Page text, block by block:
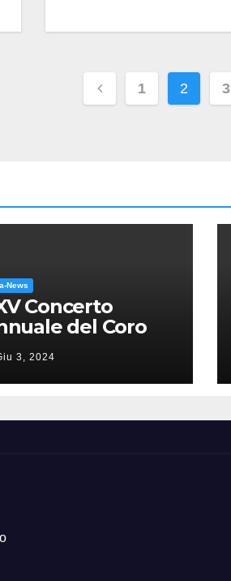
Paginazione
degli
1 2 3
News
Concerto
del Coro
la
in gloria” di
Puccini
3, 2024